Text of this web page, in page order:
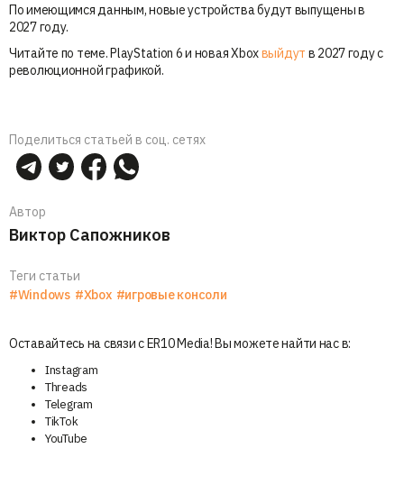
По имеющимся данным, новые устройства будут выпущены в
2027 году.
Читайте по теме. PlayStation 6 и новая Xboxвыйдут в 2027 году с
революционной графикой.
Поделиться статьей в соц. сетях
Автор
Виктор Сапожников
Теги статьи
#Windows #Xbox #игровые консоли
Оставайтесь на связи с ER10 Media! Вы можете найти нас в:
Instagram
Threads
Telegram
TikTok
YouTube